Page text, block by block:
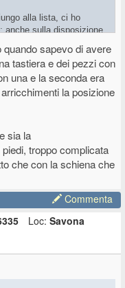
alla lista, ci ho
anche sulla disposizione,
quando sapevo di avere
tastiera e dei pezzi con
una e la seconda era
la posizione
sia la
troppo complicata
che con la schiena che
Commenta
Loc: Savona